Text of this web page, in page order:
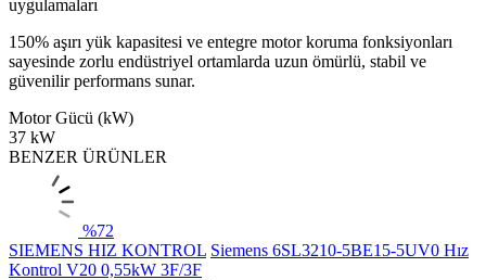
uygulamaları
150% aşırı yük kapasitesi ve entegre motor koruma fonksiyonları
sayesinde zorlu endüstriyel ortamlarda uzun ömürlü, stabil ve
güvenilir performans sunar.
Motor Gücü (kW)
37 kW
BENZER ÜRÜNLER
%72
SIEMENS HIZ KONTROL Siemens 6SL3210-5BE15-5UV0 Hız
Kontrol V20 0,55kW 3F/3F